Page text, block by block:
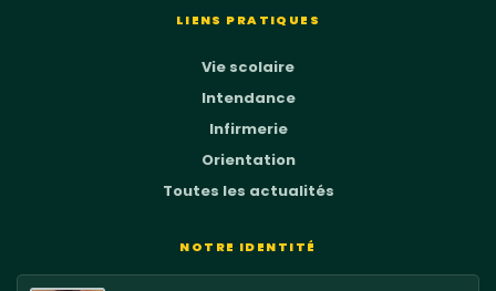
LIENS PRATIQUES
Vie scolaire
Intendance
Infirmerie
Orientation
Toutes les actualités
NOTRE IDENTITÉ